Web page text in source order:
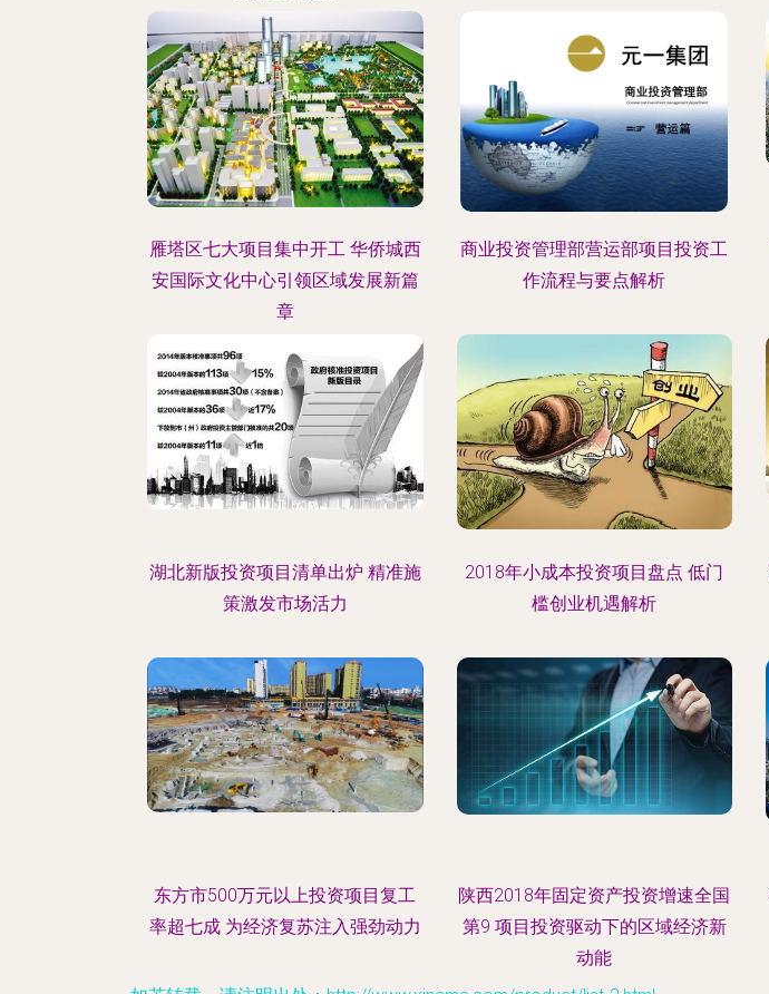
雁塔区七大项目集中开工 华侨城西
安国际文化中心引领区域发展新篇
章
商业投资管理部营运部项目投资工
作流程与要点解析
湖北新版投资项目清单出炉 精准施
策激发市场活力
2018年小成本投资项目盘点 低门
槛创业机遇解析
东方市500万元以上投资项目复工
率超七成 为经济复苏注入强劲动力
陕西2018年固定资产投资增速全国
第9 项目投资驱动下的区域经济新
动能